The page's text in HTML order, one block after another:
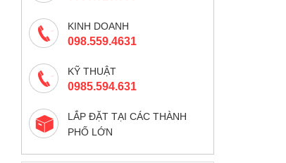
KINH DOANH
098.559.4631
KỸ THUẬT
0985.594.631
LẮP ĐẶT TẠI CÁC THÀNH
PHỐ LỚN